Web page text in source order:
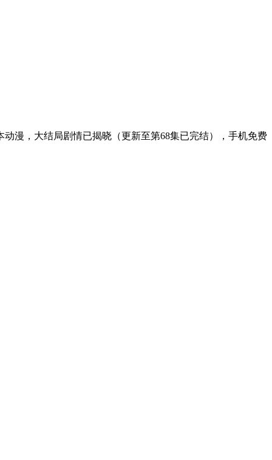
漫，大结局剧情已揭晓（更新至第68集已完结），手机免费